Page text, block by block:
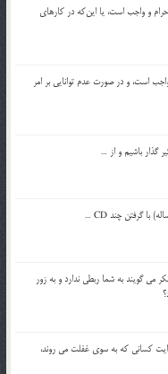
و واجب است، يا اين‌كه در كارهاي
است، و در صورت عدم توانايي بر امر
گذار باشيم و از …
مي گويند به شما ربطي ندارد و به زور
كساني كه به سوي غفلت مي روند،